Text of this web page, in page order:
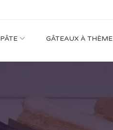
PÂTE GÂTEAUX À THÈME